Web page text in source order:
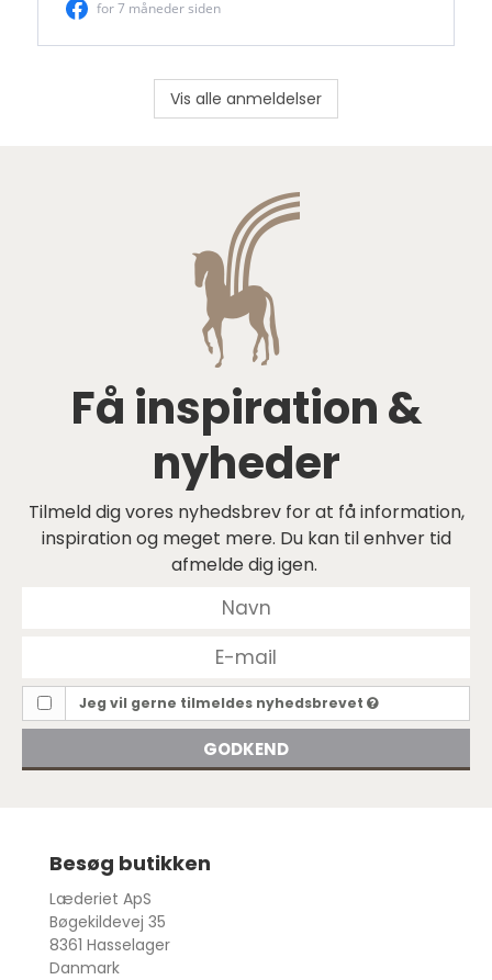
Vis alle anmeldelser
Få inspiration &
nyheder
Tilmeld dig vores nyhedsbrev for at få information,
inspiration og meget mere. Du kan til enhver tid
afmelde dig igen.
Jeg vil gerne tilmeldes nyhedsbrevet
GODKEND
Besøg butikken
Læderiet ApS
Bøgekildevej 35
8361 Hasselager
Danmark